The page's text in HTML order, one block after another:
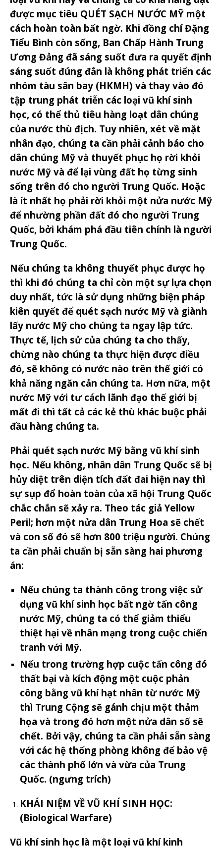
được mục tiêu QUÉT SẠCH NƯỚC MỸ một
cách hoàn toàn bất ngờ. Khi đồng chí Đặng
Tiểu Bình còn sống, Ban Chấp Hành Trung
Ương Đảng đã sáng suốt đưa ra quyết định
sáng suốt đúng đắn là không phát triển các
nhóm tàu sân bay (HKMH) và thay vào đó
tập trung phát triễn các loại vũ khí sinh
học, có thể thủ tiêu hàng loạt dân chúng
của nước thù địch. Tuy nhiên, xét về mặt
nhân đạo, chúng ta cần phải cảnh báo cho
dân chúng Mỹ và thuyết phục họ rời khỏi
nước Mỹ và để lại vùng đất họ từng sinh
sống trên đó cho người Trung Quốc. Hoặc
là ít nhất họ phải rời khỏi một nửa nước Mỹ
để nhường phần đất đó cho người Trung
Quốc, bởi khám phá đầu tiên chính là người
Trung Quốc.
Nếu chúng ta không thuyết phục được họ
thì khi đó chúng ta chỉ còn một sự lựa chọn
duy nhất, tức là sử dụng những biện pháp
kiên quyết để quét sạch nước Mỹ và giành
lấy nước Mỹ cho chúng ta ngay lập tức.
Thực tế, lịch sử của chúng ta cho thấy,
chừng nào chúng ta thực hiện được điều
đó, sẽ không có nước nào trên thế giới có
khả năng ngăn cản chúng ta. Hơn nữa, một
nước Mỹ với tư cách lãnh đạo thế giới bị
mất đi thì tất cả các kẻ thù khác buộc phải
đầu hàng chúng ta.
Phải quét sạch nước Mỹ bằng vũ khí sinh
học. Nếu không, nhân dân Trung Quốc sẽ bị
hủy diệt trên diện tích đất đai hiện nay thì
sự sụp đổ hoàn toàn của xã hội Trung Quốc
chắc chắn sẽ xảy ra. Theo tác giả Yellow
Peril; hơn một nửa dân Trung Hoa sẽ chết
và con số đó sẽ hơn 800 triệu người. Chúng
ta cần phải chuẩn bị sẵn sàng hai phương
án:
Nếu chúng ta thành công trong việc sử
dụng vũ khí sinh học bất ngờ tấn công
nước Mỹ, chúng ta có thể giảm thiểu
thiệt hại về nhân mạng trong cuộc chiến
tranh với Mỹ.
Nếu trong trường hợp cuộc tấn công đó
thất bại và kích động một cuộc phản
công bằng vũ khí hạt nhân từ nước Mỹ
thì Trung Cộng sẽ gánh chịu một thảm
họa và trong đó hơn một nửa dân số sẽ
chết. Bởi vậy, chúng ta cần phải sẵn sàng
với các hệ thống phòng không để bảo vệ
các thành phố lớn và vừa của Trung
Quốc. (ngưng trích)
KHÁI NIỆM VỀ VŨ KHÍ SINH HỌC:
(Biological Warfare)
Vũ khí sinh học là một loại vũ khí kinh